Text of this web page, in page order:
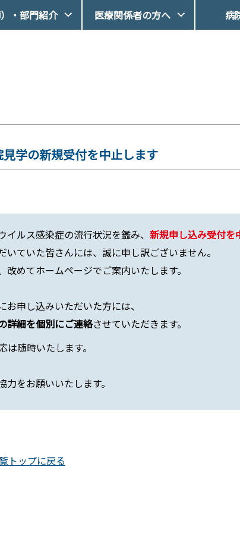
・部門紹介 医療関係者の方へ 病
学の新規受付を中止します
イルス感染症の流行状況を鑑み、 新規申し込み受付を
いていた皆さんには、誠に申し訳ございません。
改めてホームページでご案内いたします。
お申し込みいただいた方には、
詳細を個別にご連絡させていただきます。
は随時いたします。
力をお願いいたします。
トップに戻る